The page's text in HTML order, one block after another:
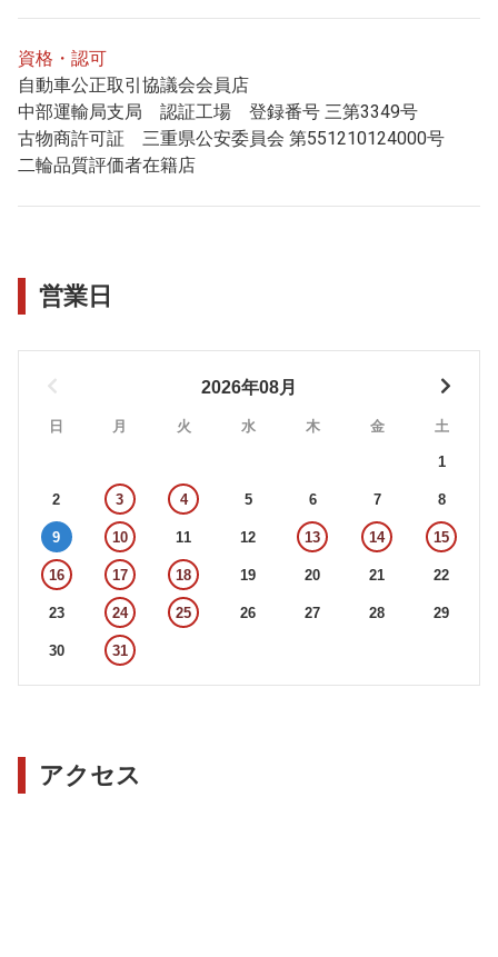
資格・認可
自動車公正取引協議会会員店
中部運輸局支局 認証工場 登録番号 三第3349号
古物商許可証 三重県公安委員会 第551210124000号
二輪品質評価者在籍店
営業日
2026年08月
日 月 火 水 木 金 土
1
2 3 4 5 6 7 8
9 10 11 12 13 14 15
16 17 18 19 20 21 22
23 24 25 26 27 28 29
30 31
アクセス